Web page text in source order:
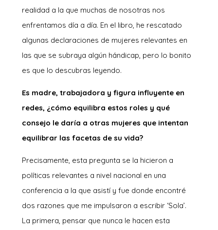
realidad a la que muchas de nosotras nos
enfrentamos día a día. En el libro, he rescatado
algunas declaraciones de mujeres relevantes en
las que se subraya algún hándicap, pero lo bonito
es que lo descubras leyendo.
Es madre, trabajadora y figura influyente en
redes, ¿cómo equilibra estos roles y qué
consejo le daría a otras mujeres que intentan
equilibrar las facetas de su vida?
Precisamente, esta pregunta se la hicieron a
políticas relevantes a nivel nacional en una
conferencia a la que asistí y fue donde encontré
dos razones que me impulsaron a escribir ‘Sola’.
La primera, pensar que nunca le hacen esta